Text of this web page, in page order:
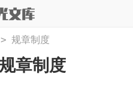
> 规章制度
章制度